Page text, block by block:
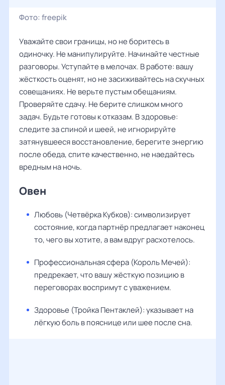
Фото: freepik
Уважайте свои границы, но не боритесь в
одиночку. Не манипулируйте. Начинайте честные
разговоры. Уступайте в мелочах. В работе: вашу
жёсткость оценят, но не засиживайтесь на скучных
совещаниях. Не верьте пустым обещаниям.
Проверяйте сдачу. Не берите слишком много
задач. Будьте готовы к отказам. В здоровье:
следите за спиной и шеей, не игнорируйте
затянувшееся восстановление, берегите энергию
после обеда, спите качественно, не наедайтесь
вредным на ночь.
Овен
Любовь (Четвёрка Кубков): символизирует
состояние, когда партнёр предлагает наконец
то, чего вы хотите, а вам вдруг расхотелось.
Профессиональная сфера (Король Мечей):
предрекает, что вашу жёсткую позицию в
переговорах воспримут с уважением.
Здоровье (Тройка Пентаклей): указывает на
лёгкую боль в пояснице или шее после сна.